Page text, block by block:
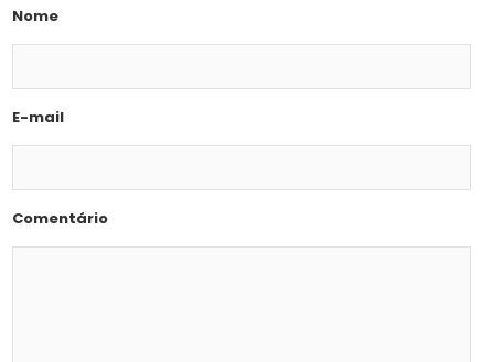
Nome
E-mail
Comentário